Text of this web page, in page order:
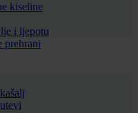
kiseline
i ljepotu
prehrani